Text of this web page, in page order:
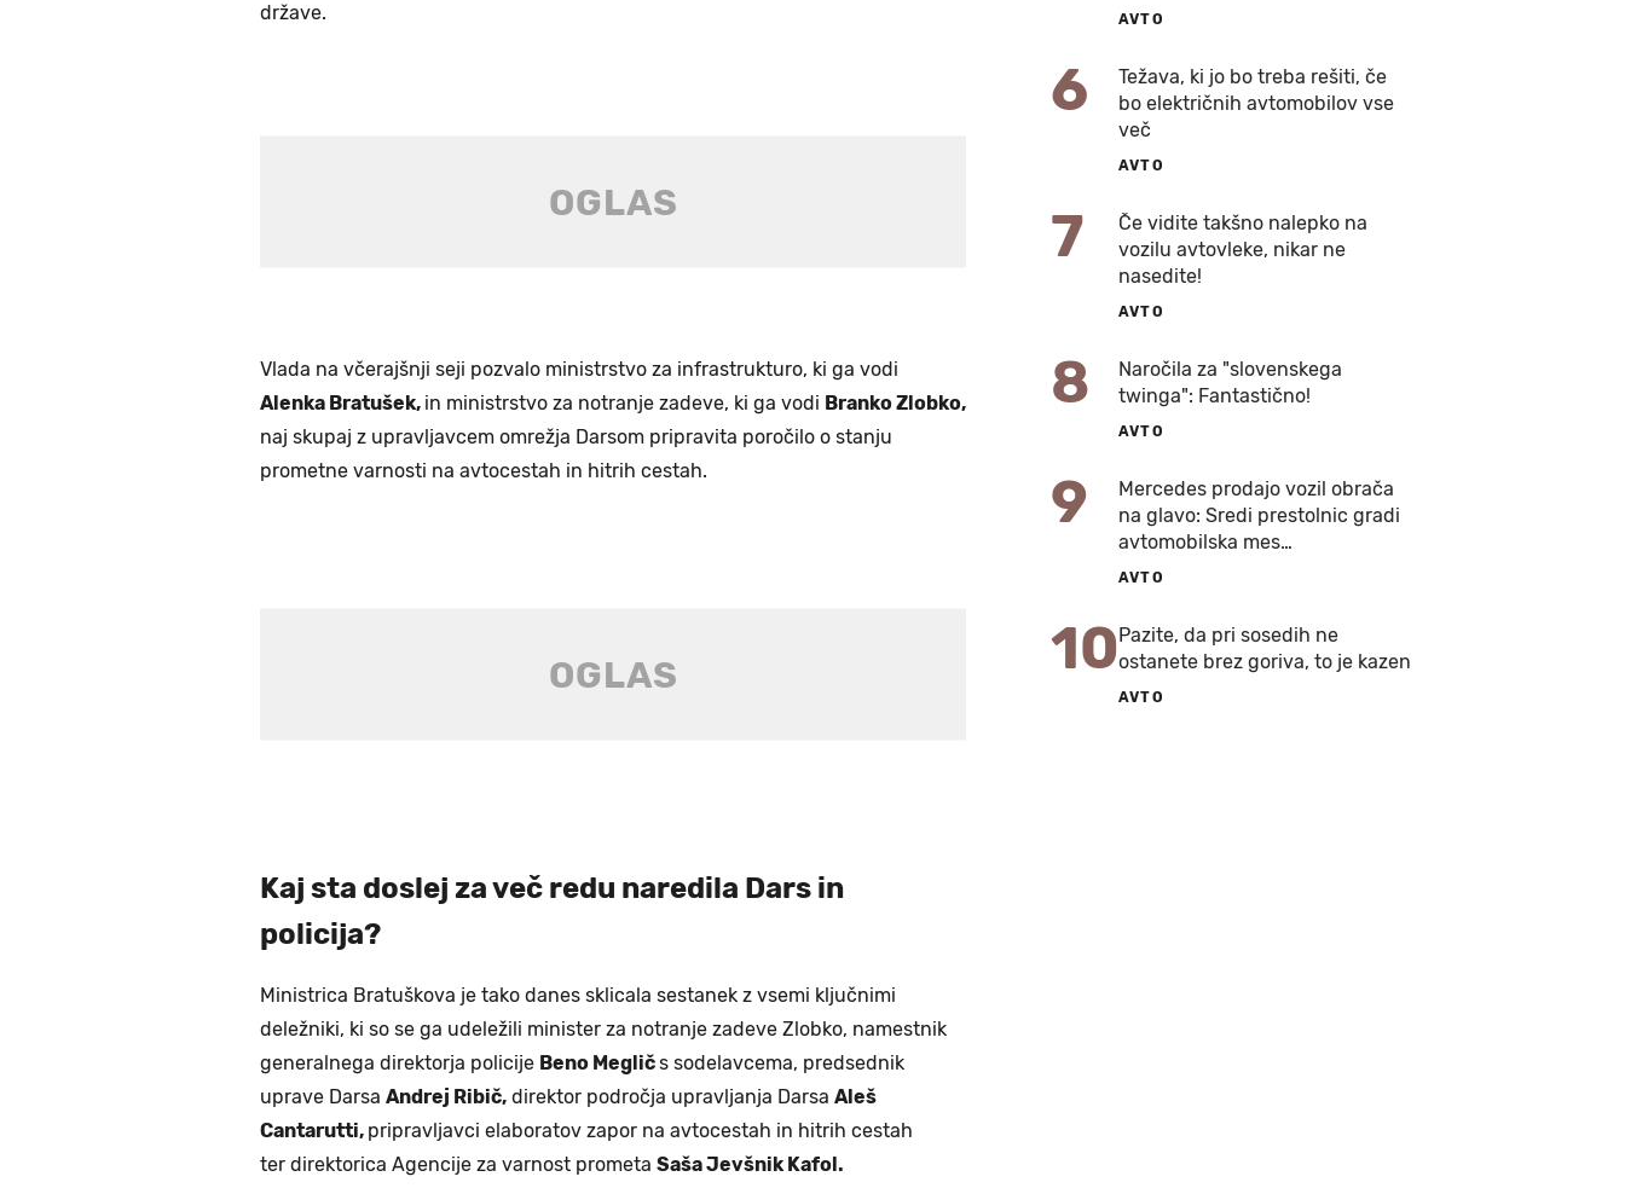
države.
Vlada na včerajšnji seji pozvalo ministrstvo za infrastrukturo, ki ga vodi
Alenka Bratušek, in ministrstvo za notranje zadeve, ki ga vodi Branko Zlobko,
naj skupaj z upravljavcem omrežja Darsom pripravita poročilo o stanju
prometne varnosti na avtocestah in hitrih cestah.
Kaj sta doslej za več redu naredila Dars in
policija?
Ministrica Bratuškova je tako danes sklicala sestanek z vsemi ključnimi
deležniki, ki so se ga udeležili minister za notranje zadeve Zlobko, namestnik
generalnega direktorja policije Beno Megličs sodelavcema, predsednik
uprave Darsa Andrej Ribič, direktor področja upravljanja Darsa Aleš
Cantarutti, pripravljavci elaboratov zapor na avtocestah in hitrih cestah
ter direktorica Agencije za varnost prometa Saša Jevšnik Kafol.
AVTO
6
Težava, ki jo bo treba rešiti, če
bo električnih avtomobilov vse
več
AVTO
7
Če vidite takšno nalepko na
vozilu avtovleke, nikar ne
nasedite!
AVTO
8
Naročila za "slovenskega
twinga": Fantastično!
AVTO
9
Mercedes prodajo vozil obrača
na glavo: Sredi prestolnic gradi
avtomobilska mes…
AVTO
10Pazite, da pri sosedih ne
ostanete brez goriva, to je kazen
AVTO